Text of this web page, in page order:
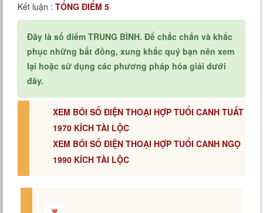
Kết luận : TỔNG ĐIỂM 5
Đây là số điểm TRUNG BÌNH. Để chắc chắn và khắc
phục những bất đồng, xung khắc quý bạn nên xem
lại hoặc sử dụng các phương pháp hóa giải dưới
đây.
XEM BÓI SỐ ĐIỆN THOẠI HỢP TUỔI CANH TUẤT
1970 KÍCH TÀI LỘC
XEM BÓI SỐ ĐIỆN THOẠI HỢP TUỔI CANH NGỌ
1990 KÍCH TÀI LỘC